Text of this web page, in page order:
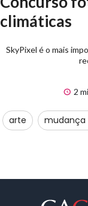
climáticas
SkyPixel é o mais
2
arte